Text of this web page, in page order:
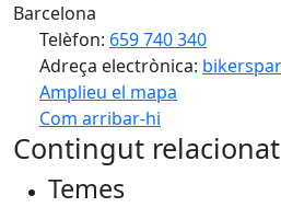
Barcelona
Telèfon: 659 740 340
Adreça electrònica:
Amplieu el mapa
Com arribar-hi
+
Contingut relacionat
Temes